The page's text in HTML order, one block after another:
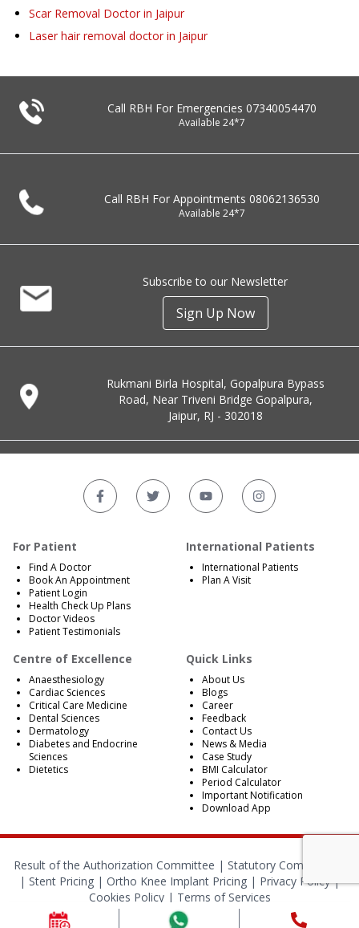
Scar Removal Doctor in Jaipur
Laser hair removal doctor in Jaipur
Call RBH For Emergencies 07340054470
Available 24*7
Call RBH For Appointments 08062136530
Available 24*7
Subscribe to our Newsletter
Sign Up Now
Rukmani Birla Hospital, Gopalpura Bypass
Road, Near Triveni Bridge Gopalpura,
Jaipur, RJ - 302018
For Patient
Find A Doctor
Book An Appointment
Patient Login
Health Check Up Plans
Doctor Videos
Patient Testimonials
International Patients
International Patients
Plan A Visit
Centre of Excellence
Anaesthesiology
Cardiac Sciences
Critical Care Medicine
Dental Sciences
Dermatology
Diabetes and Endocrine
Sciences
Dietetics
Quick Links
About Us
Blogs
Career
Feedback
Contact Us
News & Media
Case Study
BMI Calculator
Period Calculator
Important Notification
Download App
Result of the Authorization Committee | Statutory Compliances
| Stent Pricing | Ortho Knee Implant Pricing | Privacy Policy|
Cookies Policy| Terms of Services